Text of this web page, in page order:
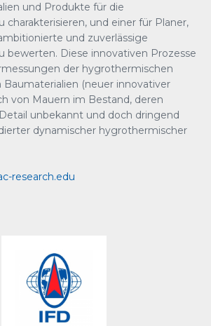
und Produkte für die
charakterisieren, und einer für Planer,
und zuverlässige
bewerten. Diese innovativen Prozesse
der hygrothermischen
Baumaterialien (neuer innovativer
von Mauern im Bestand, deren
unbekannt und doch dringend
dynamischer hygrothermischer
research.edu